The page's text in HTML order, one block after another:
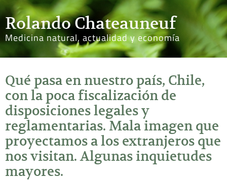
Rolando Chateauneuf
Medicina natural, actualidad y economía
Qué pasa en nuestro país, Chile,
con la poca fiscalización de
disposiciones legales y
reglamentarias. Mala imagen que
proyectamos a los extranjeros que
nos visitan. Algunas inquietudes
mayores.